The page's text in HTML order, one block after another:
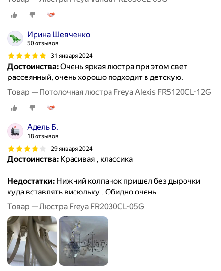
Ирина Шевченко
50 отзывов
31 января 2024
Достоинства:Очень яркая люстра при этом свет
рассеянный, очень хорошо подходит в детскую.
Товар — Потолочная люстра Freya Alexis FR5120CL-12G
Адель Б.
18 отзывов
29 января 2024
Достоинства: Красивая , классика
Недостатки: Нижний колпачок пришел без дырочки
куда вставлять висюльку . Обидно очень
Товар — Люстра Freya FR2030CL-05G